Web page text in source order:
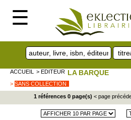
☰
ACCUEIL > EDITEUR LA BARQUE
> SANS COLLECTION
1 références 0 page(s) < page